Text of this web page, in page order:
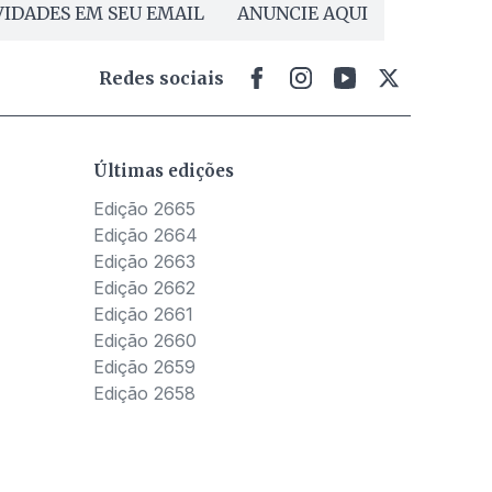
EM SEU EMAIL ANUNCIE AQUI
Redes sociais
Últimas edições
Edição 2665
Edição 2664
Edição 2663
Edição 2662
Edição 2661
Edição 2660
Edição 2659
Edição 2658